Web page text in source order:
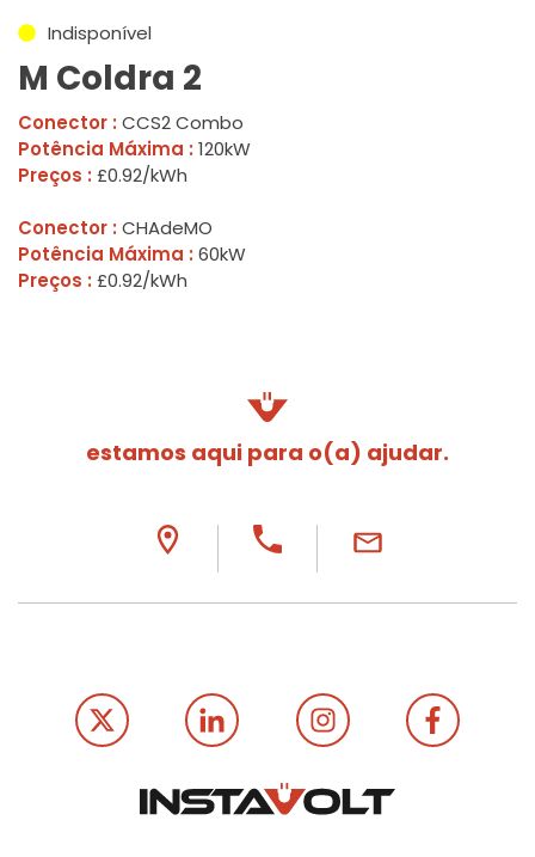
Indisponível
M Coldra 2
Conector : CCS2 Combo
Potência Máxima : 120kW
Preços : £0.92/kWh
Conector : CHAdeMO
Potência Máxima : 60kW
Preços : £0.92/kWh
estamos aqui para o(a) ajudar.